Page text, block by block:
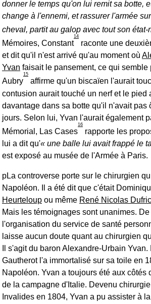
donner le temps qu'on lui remit sa botte,
change à l'ennemi, et rassurer l'armée
cheval, partit au galop avec tout son état-
Mémoires, Constant
14
raconte une
et dit qu'il n'est arrivé qu'au moment où
Yvan faisait le pansement, ce qui
Aubry
15
affirme qu'un biscaïen l'aurait
contusion aurait touché un nerf et le pied
davantage dans sa botte qu'il n'avait pas
jours. Selon lui, Yvan l'aurait également
Mémorial, Las Cases
16
rapporte les
lui a dit qu'
une balle lui avait frappé le
est exposé au musée de l'Armée à Paris.
pLa controverse porte sur le chirurgien
Napoléon. Il a été dit que c'était
Heurteloup ou même René Nicolas
Mais les témoignages sont unanimes. De
l'organisation du service de santé
laisse aucun doute quant au chirurgien
Il s'agit du baron Alexandre-Urbain
Gautherot l'a immortalisé sur sa toile en
Napoléon. Yvan a toujours été aux côtés
de la campagne d'Italie. Devenu
Invalides en 1804, Yvan a pu assister à